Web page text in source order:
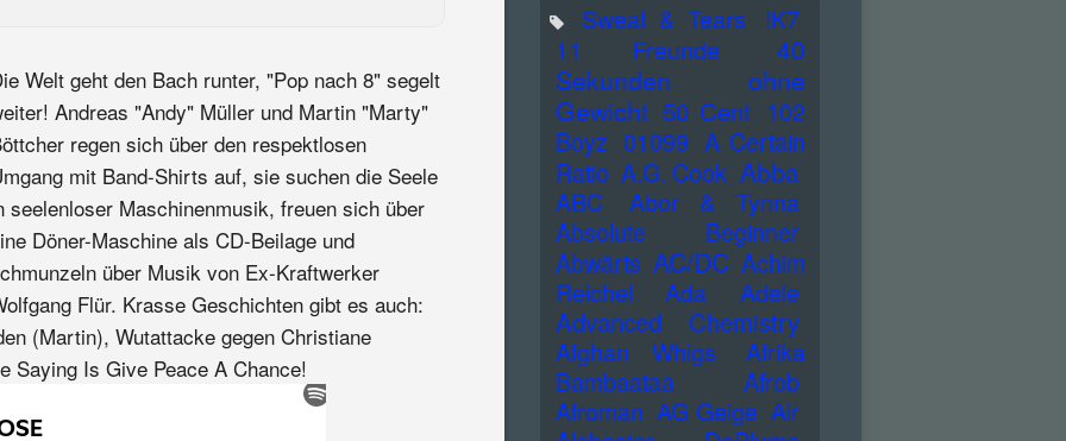
Welt geht den Bach runter, "Pop nach 8" segelt
Andreas "Andy" Müller und Martin "Marty"
regen sich über den respektlosen
mit Band-Shirts auf, sie suchen die Seele
seelenloser Maschinenmusik, freuen sich über
Döner-Maschine als CD-Beilage und
über Musik von Ex-Kraftwerker
Flür. Krasse Geschichten gibt es auch:
(Martin), Wutattacke gegen Christiane
Saying Is Give Peace A Chance!
Sweat & Tears
!K7
11 Freunde
40
Sekunden ohne
Gewicht 50 Cent 102
Boyz 01099 A Certain
Ratio A.G. Cook Abba
ABC
Abor & Tynna
Absolute Beginner
Abwärts AC/DC Achim
Reichel
Ada Adele
Advanced Chemistry
Afghan Whigs
Afrika
Bambaataa
Afrob
Afroman AG Geige Air